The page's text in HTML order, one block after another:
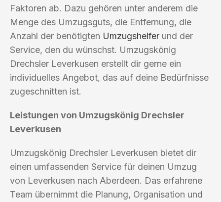
Faktoren ab. Dazu gehören unter anderem die
Menge des Umzugsguts, die Entfernung, die
Anzahl der benötigten Umzugshelfer und der
Service, den du wünschst. Umzugskönig
Drechsler Leverkusen erstellt dir gerne ein
individuelles Angebot, das auf deine Bedürfnisse
zugeschnitten ist.
Leistungen von Umzugskönig Drechsler
Leverkusen
Umzugskönig Drechsler Leverkusen bietet dir
einen umfassenden Service für deinen Umzug
von Leverkusen nach Aberdeen. Das erfahrene
Team übernimmt die Planung, Organisation und